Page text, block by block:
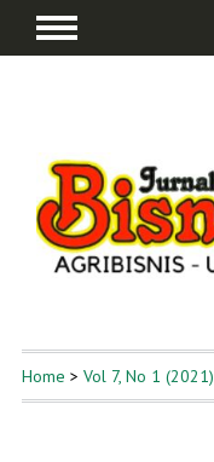
Home > Vol 7, No 1 (2021)